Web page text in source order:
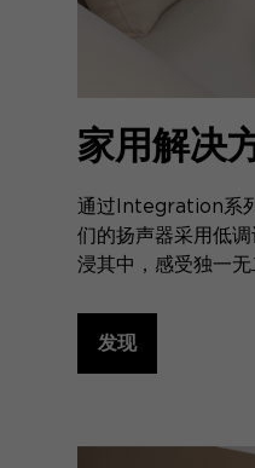
家用解决
通过Integration系
们的扬声器采用低
浸其中，感受独一无
发现